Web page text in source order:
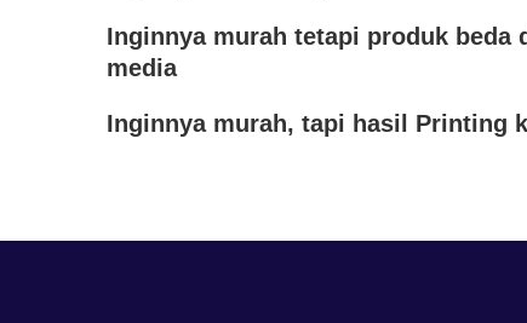
Inginnya murah tetapi produk beda
media
Inginnya murah, tapi hasil Printing